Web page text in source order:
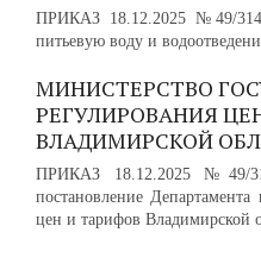
ПРИКАЗ 18.12.2025 №49/
питьевую воду и
МИНИСТЕРСТВО
РЕГУЛИРОВАНИЯ
ВЛАДИМИРСКОЙ
ПРИКАЗ 18.12.2025 №49/
постановление Департамента
цен и тарифов Владимирской